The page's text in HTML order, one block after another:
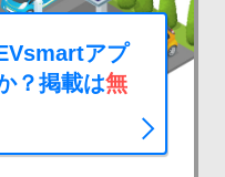
アプ
？掲載は無